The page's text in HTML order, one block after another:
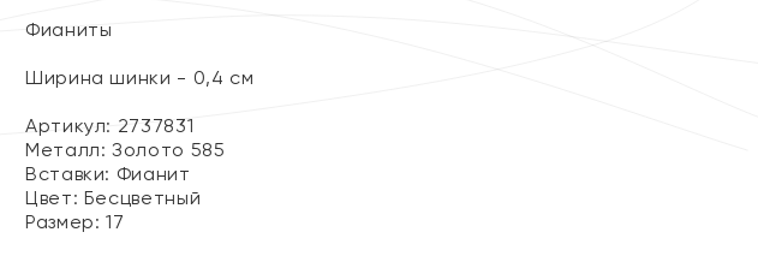
Фианиты
Ширина шинки - 0,4 см
Артикул: 2737831
Металл:Золото 585
Вставки: Фианит
Цвет: Бесцветный
Размер:17